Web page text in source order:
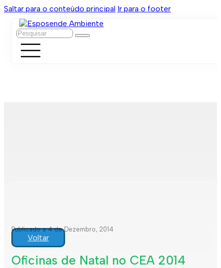
Saltar para o conteúdo principal Ir para o footer
Pesquisar
Publicado a 4 de Dezembro, 2014
Voltar
Oficinas de Natal no CEA 2014